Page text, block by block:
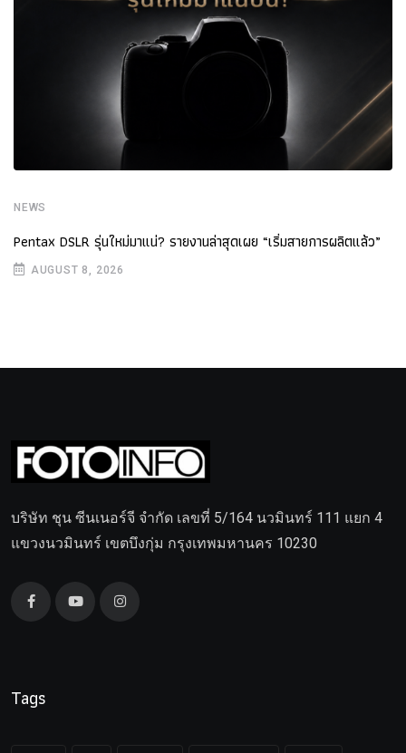
NEWS
Pentax DSLR รุ่นใหม่มาแน่? รายงานล่าสุดเผย “เริ่มสายการผลิตแล้ว”
AUGUST 8, 2026
บริษัท ชุน ซีนเนอร์จี จำกัด เลขที่ 5/164 นวมินทร์ 111 แยก 4
แขวงนวมินทร์ เขตบึงกุ่ม กรุงเทพมหานคร 10230
Tags